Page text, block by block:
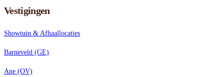
Vestigingen
Showtuin & Afhaallocaties
Barneveld (GE)
Ane (OV)